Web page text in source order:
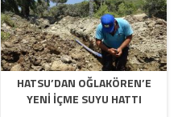
HATSU’DAN OĞLAKÖREN’E
YENİ İÇME SUYU HATTI